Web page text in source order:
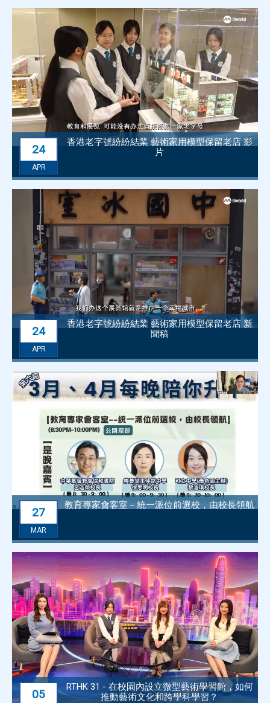
24
APR
香港老字號紛紛結業 藝術家用模型保留老店 影
片
24
APR
香港老字號紛紛結業 藝術家用模型保留老店 新
聞稿
27
MAR
教育專家會客室－統一派位前選校，由校長領航
05
RTHK 31 - 在校園內設立微型藝術學習館，如何
推動藝術文化和跨學科學習？